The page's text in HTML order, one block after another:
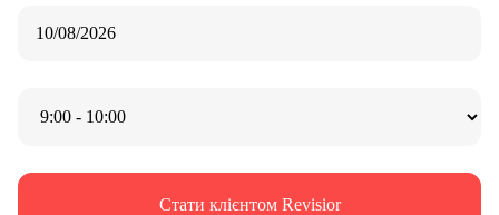
Стати клієнтом Revisior